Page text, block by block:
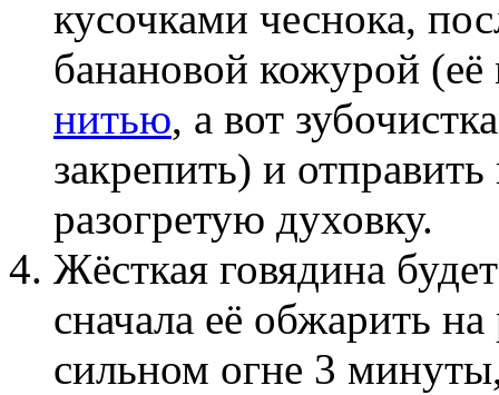
кусочками чеснока,
банановой кожурой
нитью, а вот
закрепить) и
разогретую духовку.
Жёсткая говядина
сначала её обжарить
сильном огне 3